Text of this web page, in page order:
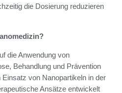
die Dosierung reduzieren
die Anwendung von
Behandlung und Prävention
von Nanopartikeln in der
Ansätze entwickelt